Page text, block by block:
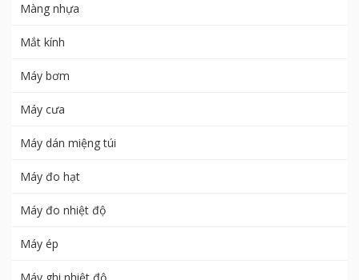
Màng nhựa
Mắt kính
Máy bơm
Máy cưa
Máy dán miệng túi
Máy đo hạt
Máy đo nhiệt độ
Máy ép